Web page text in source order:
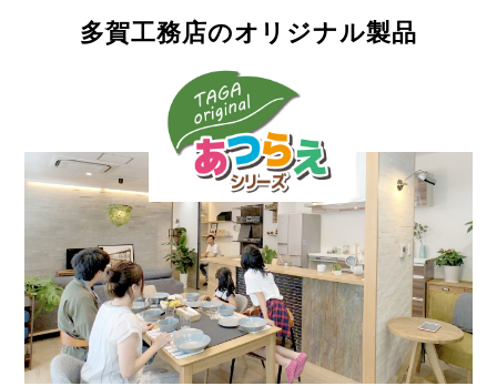
多賀工務店のオリジナル製品